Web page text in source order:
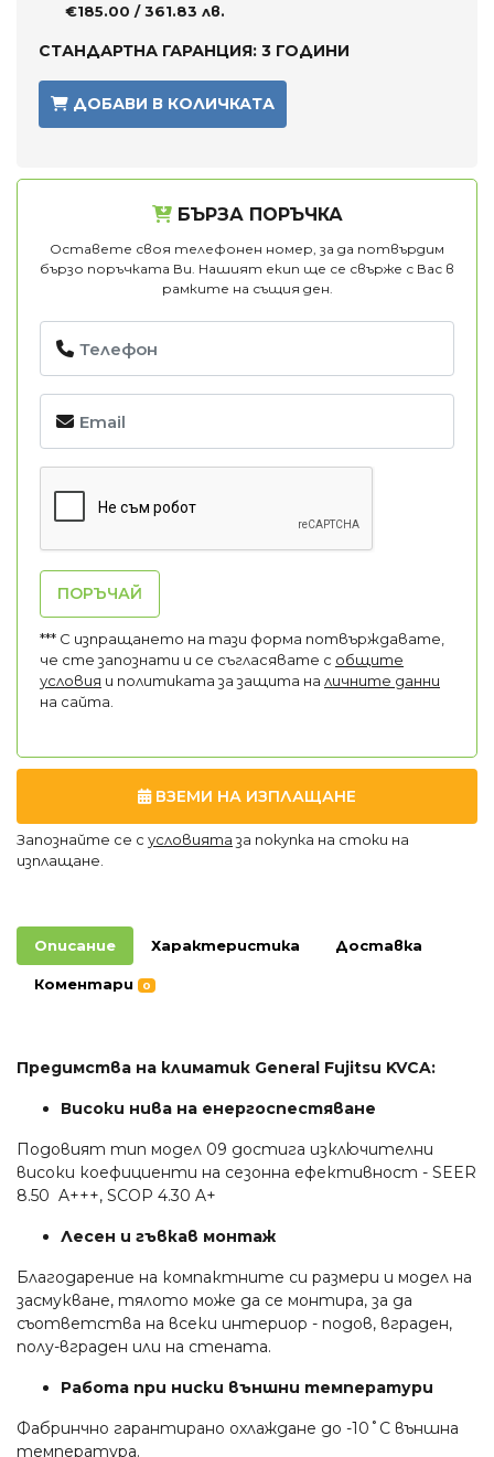
€185.00 / 361.83 лв.
СТАНДАРТНА ГАРАНЦИЯ: 3 ГОДИНИ
ДОБАВИ В КОЛИЧКАТА
БЪРЗА ПОРЪЧКА
Оставете своя телефонен номер, за да потвърдим
бързо поръчката Ви. Нашият екип ще се свърже с Вас в
рамките на същия ден.
ПОРЪЧАЙ
*** С изпращането на тази форма потвърждавате,
че сте запознати и се съгласявате с общите
условия и политиката за защита на личните данни
на сайта.
ВЗЕМИ НА ИЗПЛАЩАНЕ
Запознайте се с условията за покупка на стоки на
изплащане.
Описание Характеристика Доставка
Коментари 0
Предимства на климатик General Fujitsu KVCA:
Високи нива на енергоспестяване
Подовият тип модел 09 достига изключителни
високи коефициенти на сезонна ефективност - SEER
8.50 A+++, SCOP 4.30 A+
Лесен и гъвкав монтаж
Благодарение на компактните си размери и модел на
засмукване, тялото може да се монтира, за да
съответства на всеки интериор - подов, вграден,
полу-вграден или на стената.
Работа при ниски външни температури
Фабринчно гарантирано охлаждане до -10˚C външна
температура.